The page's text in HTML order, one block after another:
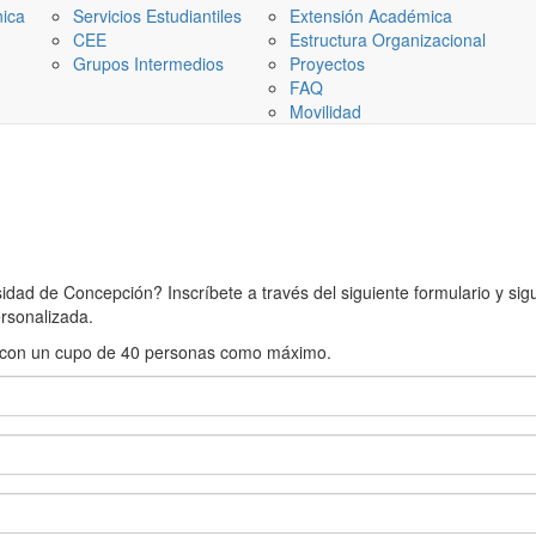
Servicios Estudiantiles
CEE
Grupos Intermedios
Extensión Académica
Estructura Organizacional
Proyectos
FAQ
Movilidad
de Concepción? Inscríbete a través del siguiente formulario y
un cupo de 40 personas como máximo.